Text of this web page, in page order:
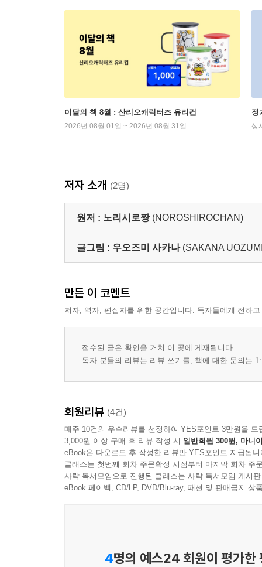
이달의 책 8월 : 산리오캐릭터즈 유리컵
2026년 08월 01일 ~ 2026년 08월 31일
정
상
저자 소개 (2명)
원저 : 노리시로짱 (NOROSHIROCHAN)
글그림 : 우오즈미 사카나 (SAKANA
만든 이 코멘트
저자, 역자, 편집자를 위한 공간입니다. 독자들에게 전하
접수된 글은 확인을 거쳐 이 곳에 게재됩니다.
독자 분들의 리뷰는 리뷰 쓰기를, 책에 대한 문의는
회원리뷰 (4건)
매주 10건의 우수리뷰를 선정하여 YES포인트 3만원을 드
3,000원 이상 구매 후 리뷰 작성 시 일반회원 300원, 마니
eBook은 다운로드 후 작성한 리뷰만 YES포인트 지급됩니
클래스는 첫번째 회차 주문확정 시점부터 마지막 회차 주
사락 독서모임으로 진행된 클래스는 사락 독서모임 게시
eBook 페이백, CD/LP, DVD/Blu-ray, 패션 및 판매금지 상
4명의 예스24 회원이 평가한